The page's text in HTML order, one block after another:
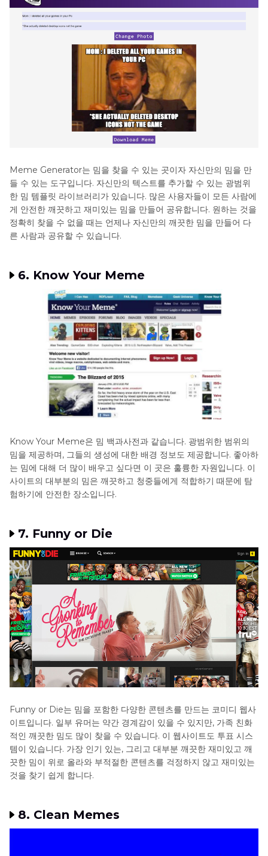
Meme Generator는 밈을 찾을 수 있는 곳이자 자신만의 밈을 만
들 수 있는 도구입니다. 자신만의 텍스트를 추가할 수 있는 광범위
한 밈 템플릿 라이브러리가 있습니다. 많은 사용자들이 모든 사람에
게 안전한 깨끗하고 재미있는 밈을 만들어 공유합니다. 원하는 것을
정확히 찾을 수 없을 때는 언제나 자신만의 깨끗한 밈을 만들어 다
른 사람과 공유할 수 있습니다.
6. Know Your Meme
Know Your Meme은 밈 백과사전과 같습니다. 광범위한 범위의
밈을 제공하며, 그들의 생성에 대한 배경 정보도 제공합니다. 좋아하
는 밈에 대해 더 많이 배우고 싶다면 이 곳은 훌륭한 자원입니다. 이
사이트의 대부분의 밈은 깨끗하고 청중들에게 적합하기 때문에 탐
험하기에 안전한 장소입니다.
7. Funny or Die
Funny or Die는 밈을 포함한 다양한 콘텐츠를 만드는 코미디 웹사
이트입니다. 일부 유머는 약간 경계감이 있을 수 있지만, 가족 친화
적인 깨끗한 밈도 많이 찾을 수 있습니다. 이 웹사이트도 투표 시스
템이 있습니다. 가장 인기 있는, 그리고 대부분 깨끗한 재미있고 깨
끗한 밈이 위로 올라와 부적절한 콘텐츠를 걱정하지 않고 재미있는
것을 찾기 쉽게 합니다.
8. Clean Memes